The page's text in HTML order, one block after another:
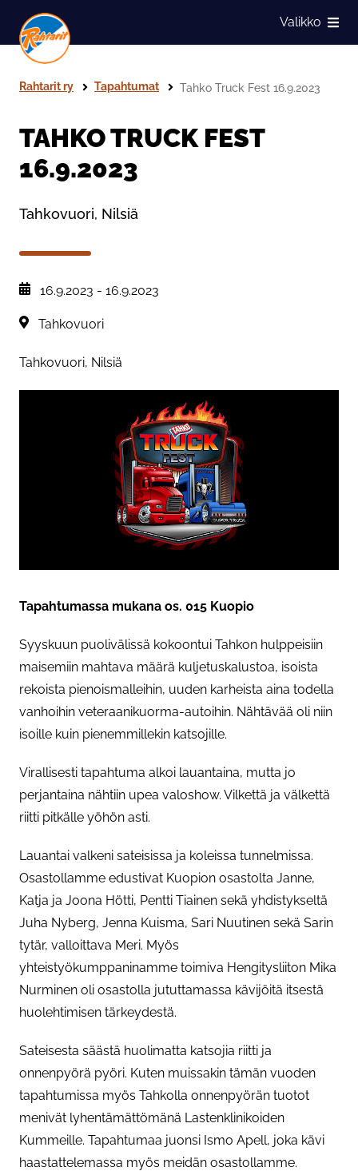
Siirry sivun sisältöön
Näytä
Valikko
Rahtarit ry Tapahtumat Tahko Truck Fest 16.9.2023
TAHKO TRUCK FEST
16.9.2023
Tahkovuori, Nilsiä
, Tapahtuman päiväys:
16.9.2023 - 16.9.2023
Sijainti:Tahkovuori
Tahkovuori, Nilsiä
Tapahtumassa mukana os. 015 Kuopio
Syyskuun puolivälissä kokoontui Tahkon hulppeisiin
maisemiin mahtava määrä kuljetuskalustoa, isoista
rekoista pienoismalleihin, uuden karheista aina todella
vanhoihin veteraanikuorma-autoihin. Nähtävää oli niin
isoille kuin pienemmillekin katsojille.
Virallisesti tapahtuma alkoi lauantaina, mutta jo
perjantaina nähtiin upea valoshow. Vilkettä ja välkettä
riitti pitkälle yöhön asti.
Lauantai valkeni sateisissa ja koleissa tunnelmissa.
Osastollamme edustivat Kuopion osastolta Janne,
Katja ja Joona Hötti, Pentti Tiainen sekä yhdistykseltä
Juha Nyberg, Jenna Kuisma, Sari Nuutinen sekä Sarin
tytär, valloittava Meri. Myös
yhteistyökumppaninamme toimiva Hengitysliiton Mika
Nurminen oli osastolla jututtamassa kävijöitä itsestä
huolehtimisen tärkeydestä.
Sateisesta säästä huolimatta katsojia riitti ja
onnenpyörä pyöri. Kuten muissakin tämän vuoden
tapahtumissa myös Tahkolla onnenpyörän tuotot
menivät lyhentämättömänä Lastenklinikoiden
Kummeille. Tapahtumaa juonsi Ismo Apell, joka kävi
haastattelemassa myös meidän osastollamme.